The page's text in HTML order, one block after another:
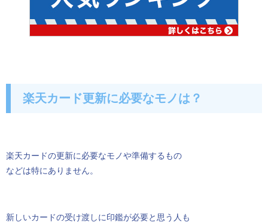
楽天カード更新に必要なモノは？
楽天カードの更新に必要なモノや準備するもの
などは特にありません。
新しいカードの受け渡しに印鑑が必要と思う人も